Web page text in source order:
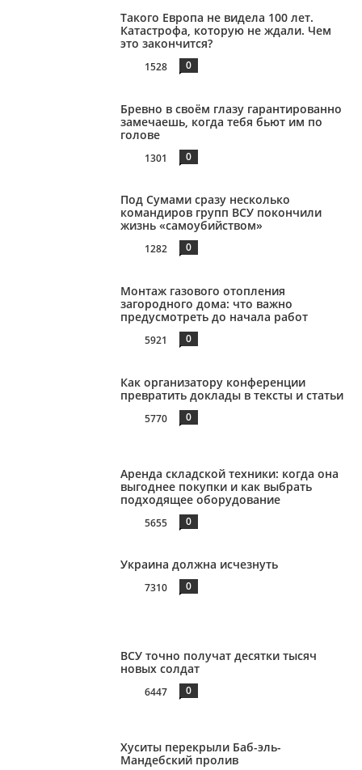
Такого Европа не видела 100 лет.
Катастрофа, которую не ждали. Чем
это закончится?
1528 0
Бревно в своём глазу гарантированно
замечаешь, когда тебя бьют им по
голове
1301 0
Под Сумами сразу несколько
командиров групп ВСУ покончили
жизнь «самоубийством»
1282 0
Монтаж газового отопления
загородного дома: что важно
предусмотреть до начала работ
5921 0
Как организатору конференции
превратить доклады в тексты и статьи
5770 0
Аренда складской техники: когда она
выгоднее покупки и как выбрать
подходящее оборудование
5655 0
Украина должна исчезнуть
7310 0
ВСУ точно получат десятки тысяч
новых солдат
6447 0
Хуситы перекрыли Баб-эль-
Мандебский пролив